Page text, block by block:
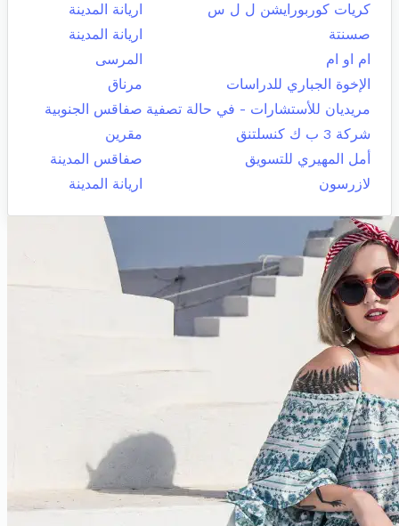
كريات كوربورايشن ل ل س
اريانة المدينة
صسنتة
اريانة المدينة
ام او ام
المرسى
الإخوة الجباري للدراسات
مرناق
مريديان للأستشارات - في حالة تصفية صفاقس الجنوبية
شركة 3 ب ك كنسلتنق
مقرين
أمل المهيري للتسويق
صفاقس المدينة
لازرسون
اريانة المدينة